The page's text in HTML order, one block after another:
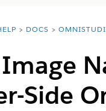
DOCS
Side